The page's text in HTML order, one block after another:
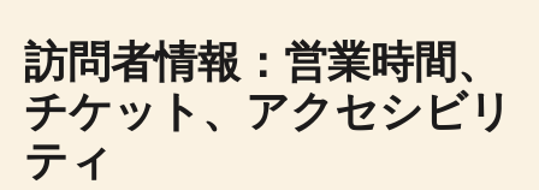
訪問者情報：営業時間、
チケット、アクセシビリ
ティ